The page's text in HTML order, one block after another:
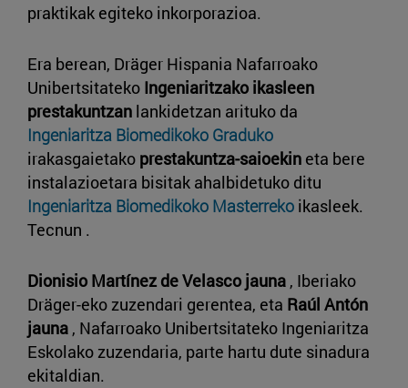
praktikak egiteko inkorporazioa.
Era berean, Dräger Hispania Nafarroako
Unibertsitateko Ingeniaritzako ikasleen
prestakuntzan lankidetzan arituko da
Ingeniaritza Biomedikoko Graduko
irakasgaietako prestakuntza-saioekin eta bere
instalazioetara bisitak ahalbidetuko ditu
Ingeniaritza Biomedikoko Masterreko ikasleek.
Tecnun .
Dionisio Martínez de Velasco jauna , Iberiako
Dräger-eko zuzendari gerentea, eta Raúl Antón
jauna , Nafarroako Unibertsitateko Ingeniaritza
Eskolako zuzendaria, parte hartu dute sinadura
ekitaldian.